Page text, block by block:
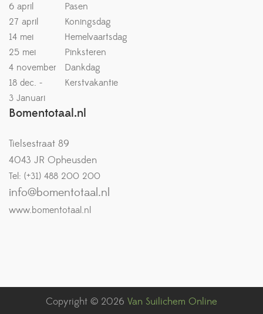
6 april
Pasen
27 april
Koningsdag
14 mei
Hemelvaartsdag
25 mei
Pinksteren
4 november
Dankdag
18 dec. -
Kerstvakantie
3 Januari
Bomentotaal.nl
Tielsestraat 89
4043 JR Opheusden
Tel: (+31) 488 200 200
info@bomentotaal.nl
www.bomentotaal.nl
Copyright © 2026 Van Suilichem Online